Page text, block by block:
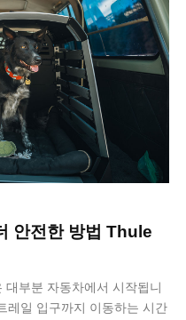
안전한 방법 Thule
부분 자동차에서 시작됩니
레일 입구까지 이동하는 시간